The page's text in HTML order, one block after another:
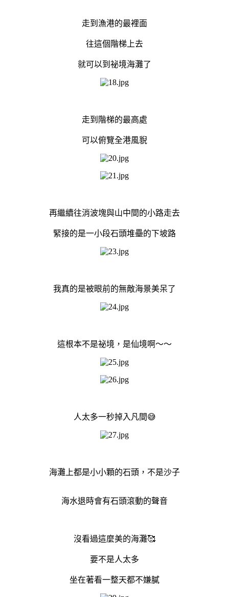
走到漁港的最裡面
往這個階梯上去
就可以到祕境海灘了
走到階梯的最高處
可以俯覽全港風貎
再繼續往消波塊與山中間的小路走去
緊接的是一小段石頭堆壘的下坡路
我真的是被眼前的無敵海景美呆了
這根本不是祕境，是仙境啊～～
人太多一秒掉入凡間😅
海灘上都是小小顆的石頭，不是沙子
海水退時會有石頭滾動的聲音
沒看過這麼美的海灘🥰
要不是人太多
坐在著看一整天都不嫌膩